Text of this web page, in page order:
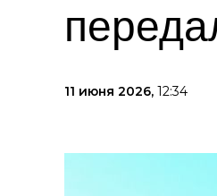
11 июня 2026, 12:34